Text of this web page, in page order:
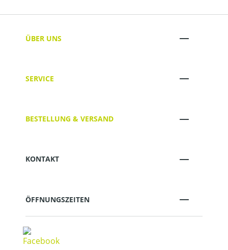
ÜBER UNS
SERVICE
BESTELLUNG & VERSAND
KONTAKT
ÖFFNUNGSZEITEN